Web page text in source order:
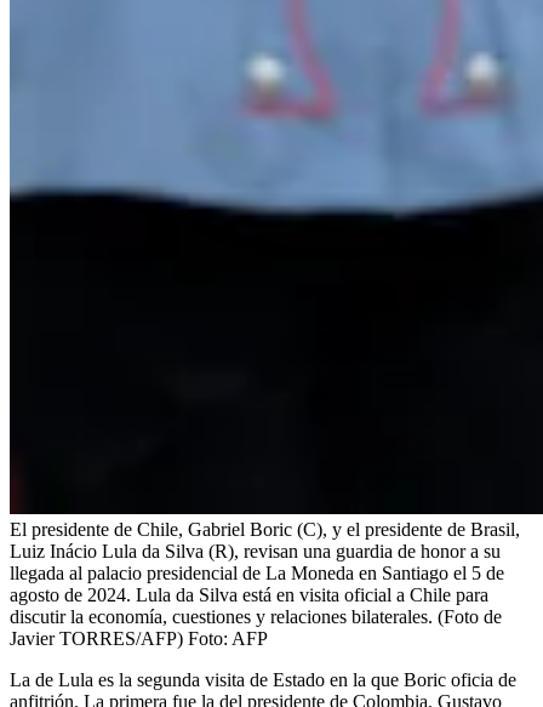
El presidente de Chile, Gabriel Boric (C), y el presidente de Brasil,
Luiz Inácio Lula da Silva (R), revisan una guardia de honor a su
llegada al palacio presidencial de La Moneda en Santiago el 5 de
agosto de 2024. Lula da Silva está en visita oficial a Chile para
discutir la economía, cuestiones y relaciones bilaterales. (Foto de
Javier TORRES/AFP) Foto: AFP
La de Lula es la segunda visita de Estado en la que Boric oficia de
anfitrión. La primera fue la del presidente de Colombia, Gustavo